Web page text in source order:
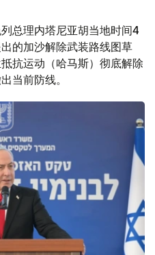
总理内塔尼亚胡当地时间4
的加沙解除武装路线图草
抗运动（哈马斯）彻底解除
当前防线。